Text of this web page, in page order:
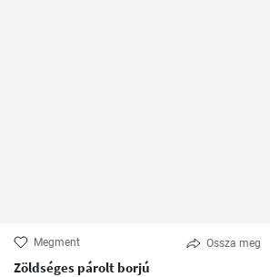
Megment Ossza meg
Zöldséges párolt borjú